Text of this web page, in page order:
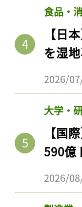
食品・
【日
を湿
2026/
大学・
【国
590億
2026/